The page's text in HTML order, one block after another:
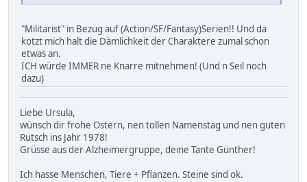
"Militarist" in Bezug auf (Action/SF/Fantasy)Serien!! Und da
kotzt mich halt die Dämlichkeit der Charaktere zumal schon
etwas an.
ICH würde IMMER ne Knarre mitnehmen! (Und n Seil noch
dazu)
Liebe Ursula,
wünsch dir frohe Ostern, nen tollen Namenstag und nen guten
Rutsch ins Jahr 1978!
Grüsse aus der Alzheimergruppe, deine Tante Günther!
Ich hasse Menschen, Tiere + Pflanzen. Steine sind ok.